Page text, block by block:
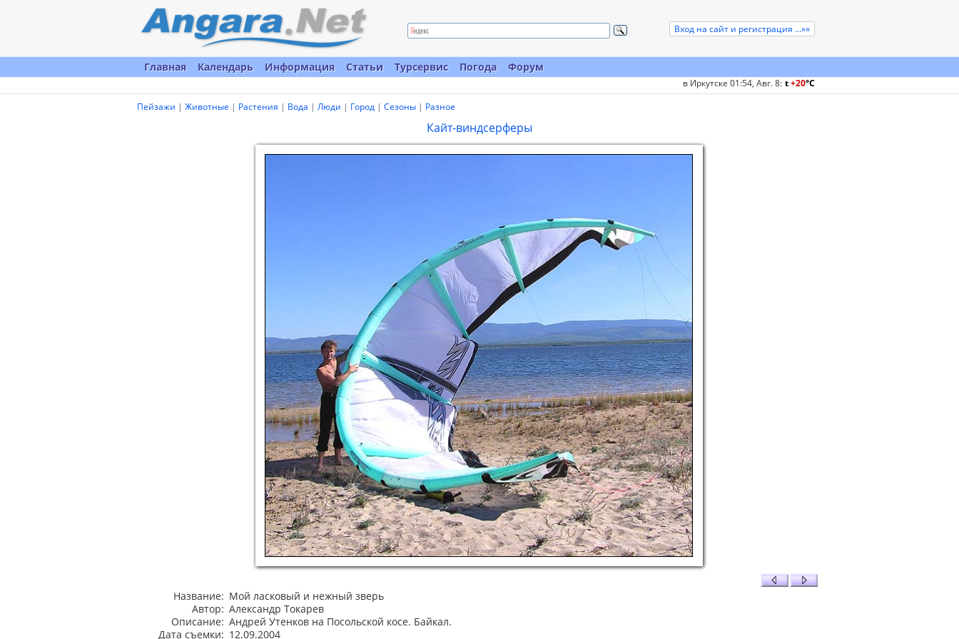
Вход на сайт и регистрация ...»»
Главная Календарь Информация Статьи Турсервис Погода Форум
в Иркутске 01:54, Авг. 8: t+20°C
Пейзажи | Животные | Растения | Вода | Люди | Город | Сезоны | Разное
Кайт-виндсерферы
Название: Мой ласковый и нежный зверь
Автор: Александр Токарев
Описание: Андрей Утенков на Посольской косе. Байкал.
Дата съемки: 12.09.2004